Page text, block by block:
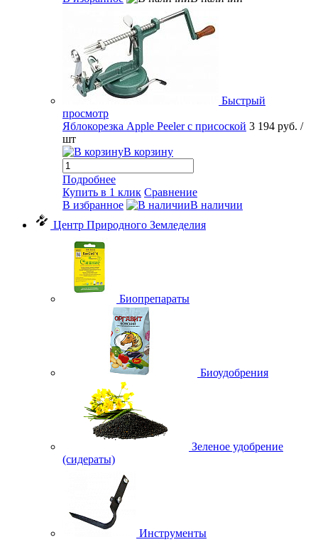
Быстрый
просмотр
Яблокорезка Apple Peeler с присоской 3 194 руб. /
шт
В корзину
Подробнее
Купить в 1 клик Сравнение
В избранное
В наличии
Центр Природного Земледелия
Биопрепараты
Биоудобрения
Зеленое удобрение
(сидераты)
Инструменты